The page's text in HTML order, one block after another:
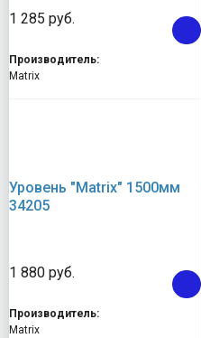
1 285 руб.
Производитель:
Matrix
Уровень "Matrix" 1500мм
34205
1 880 руб.
Производитель:
Matrix